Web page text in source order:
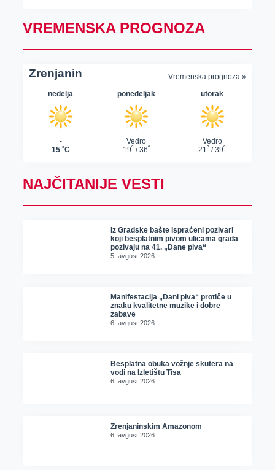
VREMENSKA PROGNOZA
NAJČITANIJE VESTI
Iz Gradske bašte ispraćeni pozivari
koji besplatnim pivom ulicama grada
pozivaju na 41. „Dane piva“
5. avgust 2026.
Manifestacija „Dani piva“ protiče u
znaku kvalitetne muzike i dobre
zabave
6. avgust 2026.
Besplatna obuka vožnje skutera na
vodi na Izletištu Tisa
6. avgust 2026.
Zrenjaninskim Amazonom
6. avgust 2026.